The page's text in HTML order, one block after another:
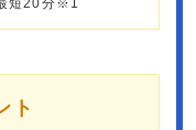
短20分※1
ト